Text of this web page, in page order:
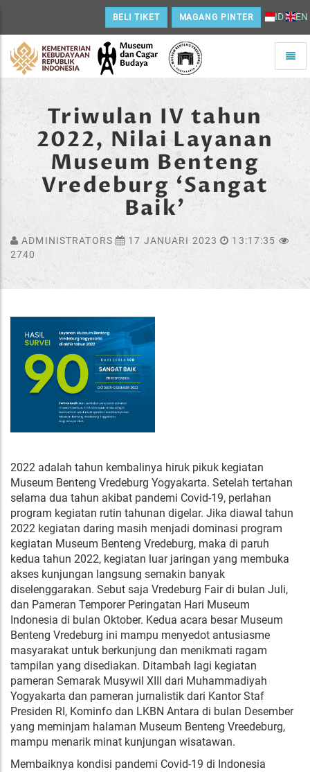
BELI TIKET MAGANG PINTER ID EN
Home
Toggle
Triwulan IV tahun
2022, Nilai Layanan
Museum Benteng
Vredeburg ‘Sangat
Baik’
ADMINISTRATORS 17 JANUARI 2023
13:17:35
2740
2022 adalah tahun kembalinya hiruk pikuk kegiatan
Museum Benteng Vredeburg Yogyakarta. Setelah tertahan
selama dua tahun akibat pandemi Covid-19, perlahan
program kegiatan rutin tahunan digelar. Jika diawal tahun
2022 kegiatan daring masih menjadi dominasi program
kegiatan Museum Benteng Vredeburg, maka di paruh
kedua tahun 2022, kegiatan luar jaringan yang membuka
akses kunjungan langsung semakin banyak
diselenggarakan. Sebut saja Vredeburg Fair di bulan Juli,
dan Pameran Temporer Peringatan Hari Museum
Indonesia di bulan Oktober. Kedua acara besar Museum
Benteng Vredeburg ini mampu menyedot antusiasme
masyarakat untuk berkunjung dan menikmati ragam
tampilan yang disediakan. Ditambah lagi kegiatan
pameran Semarak Musywil XIII dari Muhammadiyah
Yogyakarta dan pameran jurnalistik dari Kantor Staf
Presiden RI, Kominfo dan LKBN Antara di bulan Desember
yang meminjam halaman Museum Benteng Vreedeburg,
mampu menarik minat kunjungan wisatawan.
Membaiknya kondisi pandemi Covid-19 di Indonesia